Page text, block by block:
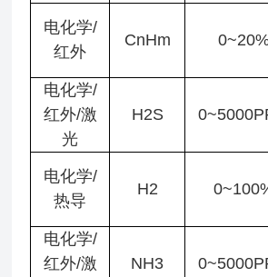
电化学/
红外
CnHm
电化学/
红外/激
光
H2S
电化学/
热导
H2
电化学/
红外/激
NH3